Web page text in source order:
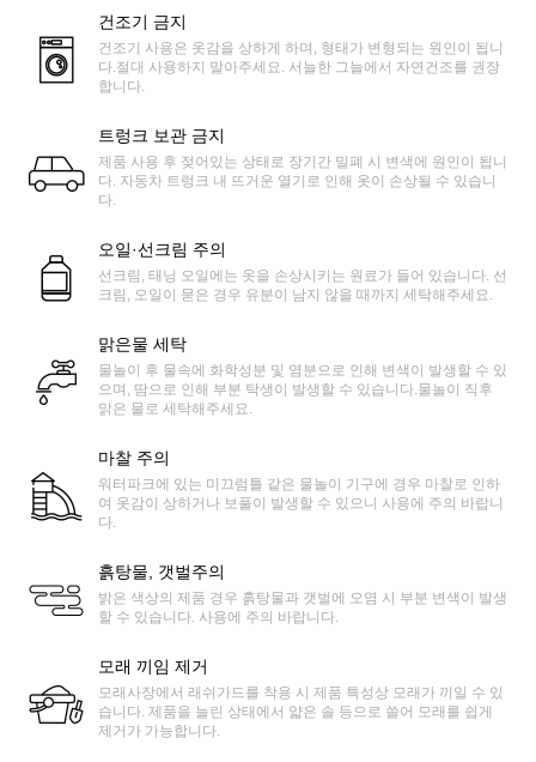
건조기 금지
건조기 사용은 옷감을 상하게 하며, 형태가 변형되는 원인이 됩니
다.절대 사용하지 말아주세요. 서늘한 그늘에서 자연건조를 권장
합니다.
트렁크 보관 금지
제품 사용 후 젖어있는 상태로 장기간 밀폐 시 변색에 원인이 됩니
다. 자동차 트렁크 내 뜨거운 열기로 인해 옷이 손상될 수 있습니
다.
오일·선크림 주의
선크림, 태닝 오일에는 옷을 손상시키는 원료가 들어 있습니다. 선
크림, 오일이 묻은 경우 유분이 남지 않을 때까지 세탁해주세요.
맑은물 세탁
물놀이 후 물속에 화학성분 및 염분으로 인해 변색이 발생할 수 있
으며, 땀으로 인해 부분 탁생이 발생할 수 있습니다.물놀이 직후
맑은 물로 세탁해주세요.
마찰 주의
워터파크에 있는 미끄럼틀 같은 물놀이 기구에 경우 마찰로 인하
여 옷감이 상하거나 보풀이 발생할 수 있으니 사용에 주의 바랍니
다.
흙탕물, 갯벌주의
밝은 색상의 제품 경우 흙탕물과 갯벌에 오염 시 부분 변색이 발생
할 수 있습니다. 사용에 주의 바랍니다.
모래 끼임 제거
모래사장에서 래쉬가드를 착용 시 제품 특성상 모래가 끼일 수 있
습니다. 제품을 늘린 상태에서 얇은 솔 등으로 쓸어 모래를 쉽게
제거가 가능합니다.